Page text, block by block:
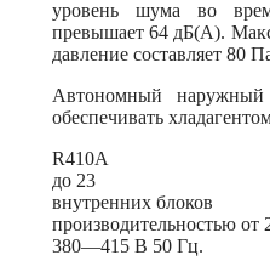
уровень шума во
превышает 64 дБ(А).
давление составляет 80
Автономный наружный
обеспечивать
R410A
до 23
внутренних блоков
производительностью
380—415 В 50 Гц.